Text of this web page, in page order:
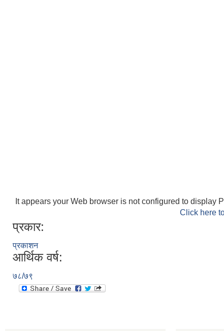
It appears your Web browser is not configured to display
Click here
प्रकार:
प्रकाशन
आर्थिक वर्ष:
७८/७९